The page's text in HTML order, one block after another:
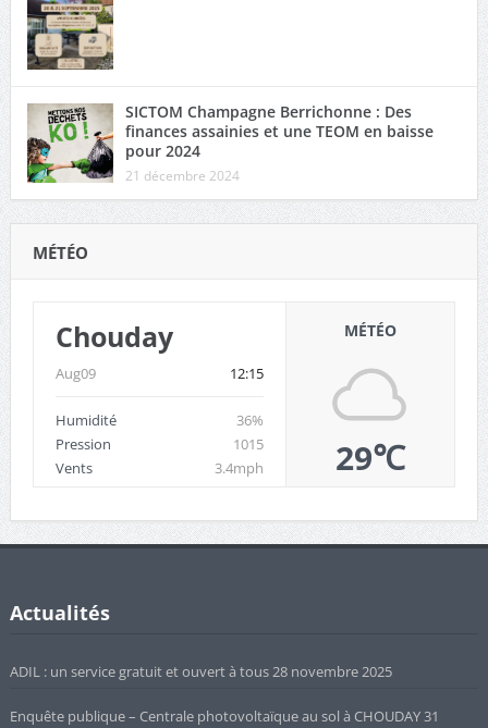
SICTOM Champagne Berrichonne : Des
finances assainies et une TEOM en baisse
pour 2024
21 décembre 2024
MÉTÉO
Chouday
Aug09 12:15
Humidité
36%
Pression
1015
Vents
3.4mph
MÉTÉO
29℃
Actualités
ADIL : un service gratuit et ouvert à tous28 novembre 2025
Enquête publique – Centrale photovoltaïque au sol à CHOUDAY31